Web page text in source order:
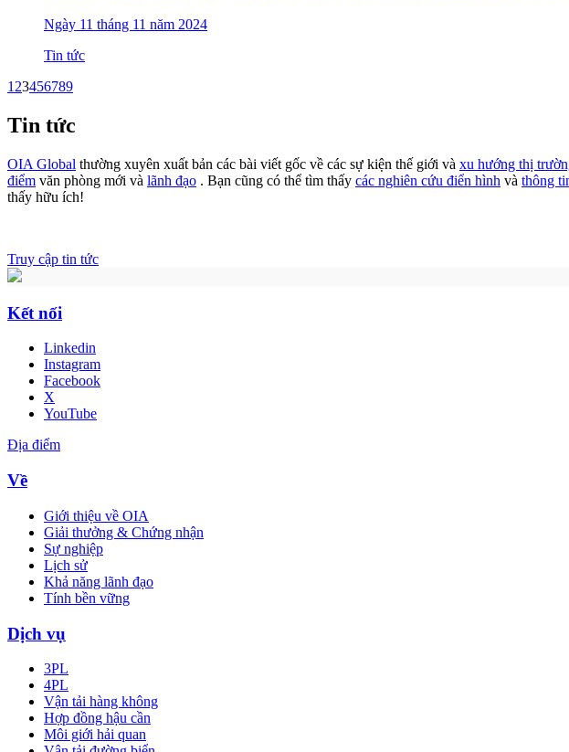
Ngày 11 tháng 11 năm 2024
Tin tức
1 23456789
Tin tức
OIA Global thường xuyên xuất bản các bài viết gốc về các sự kiện thế giới và xu hướng thị
điểm văn phòng mới và lãnh đạo . Bạn cũng có thể tìm thấy các nghiên cứu điển hình và thông
thấy hữu ích!
Truy cập tin tức
Kết nối
Linkedin
Instagram
Facebook
X
YouTube
Địa điểm
Về
Giới thiệu về OIA
Giải thưởng & Chứng nhận
Sự nghiệp
Lịch sử
Khả năng lãnh đạo
Tính bền vững
Dịch vụ
3PL
4PL
Vận tải hàng không
Hợp đồng hậu cần
Môi giới hải quan